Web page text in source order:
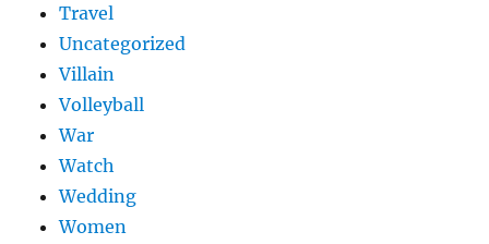
Travel
Uncategorized
Villain
Volleyball
War
Watch
Wedding
Women